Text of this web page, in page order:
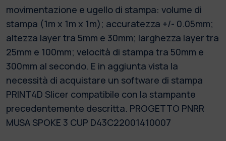
movimentazione e ugello di stampa: volume di
stampa (1m x 1m x 1m); accuratezza +/- 0.05mm;
altezza layer tra 5mm e 30mm; larghezza layer tra
25mm e 100mm; velocità di stampa tra 50mm e
300mm al secondo. E in aggiunta vista la
necessità di acquistare un software di stampa
PRINT4D Slicer compatibile con la stampante
precedentemente descritta. PROGETTO PNRR
MUSA SPOKE 3 CUP D43C22001410007